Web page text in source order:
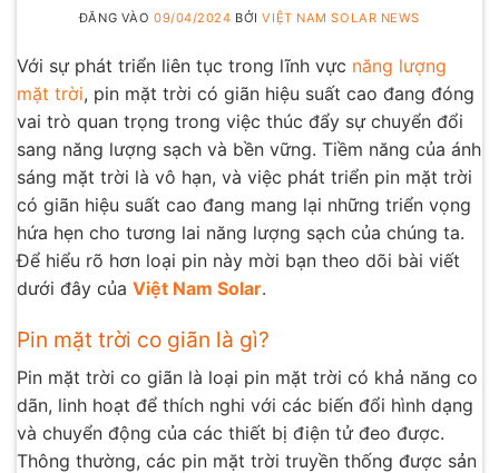
ĐĂNG VÀO 09/04/2024 BỞIVIỆT NAM SOLAR NEWS
Với sự phát triển liên tục trong lĩnh vực năng lượng
mặt trời, pin mặt trời có giãn hiệu suất cao đang đóng
vai trò quan trọng trong việc thúc đẩy sự chuyển đổi
sang năng lượng sạch và bền vững. Tiềm năng của ánh
sáng mặt trời là vô hạn, và việc phát triển pin mặt trời
có giãn hiệu suất cao đang mang lại những triển vọng
hứa hẹn cho tương lai năng lượng sạch của chúng ta.
Để hiểu rõ hơn loại pin này mời bạn theo dõi bài viết
dưới đây của Việt Nam Solar.
Pin mặt trời co giãn là gì?
Pin mặt trời co giãn là loại pin mặt trời có khả năng co
dãn, linh hoạt để thích nghi với các biến đổi hình dạng
và chuyển động của các thiết bị điện tử đeo được.
Thông thường, các pin mặt trời truyền thống được sản